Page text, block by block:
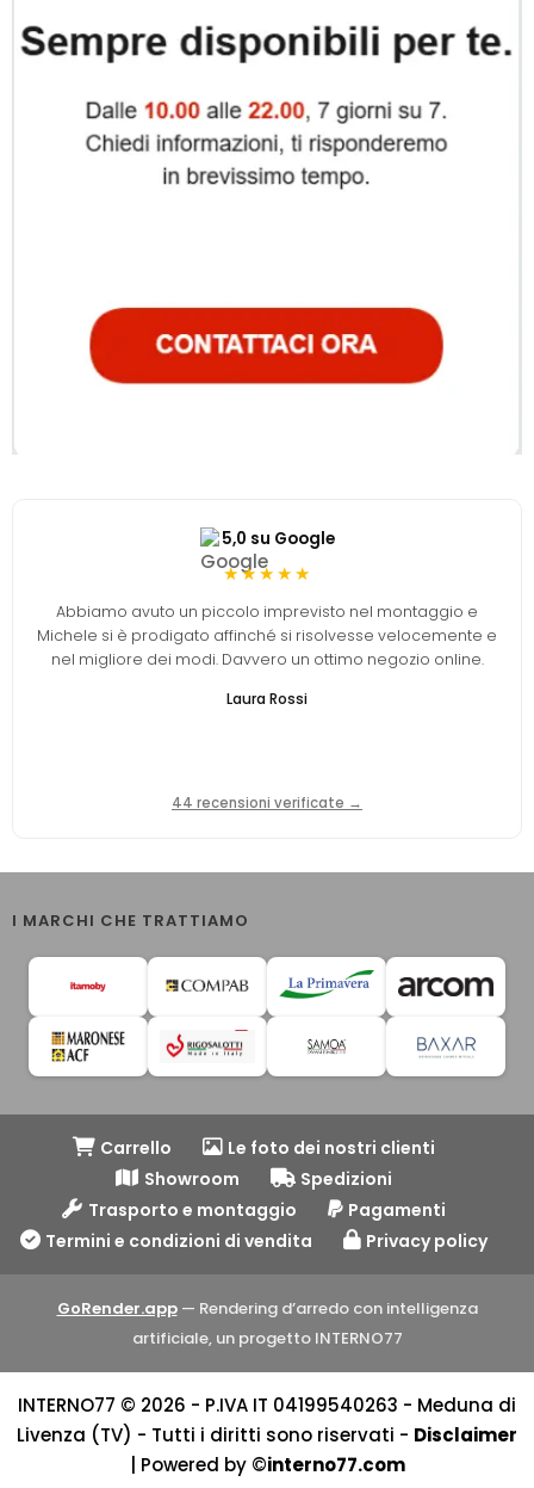
5,0 su Google
★★★★★
Abbiamo avuto un piccolo imprevisto nel montaggio e
Michele si è prodigato affinché si risolvesse velocemente e
nel migliore dei modi. Davvero un ottimo negozio online.
Laura Rossi
44 recensioni verificate →
I MARCHI CHE TRATTIAMO
Carrello
Le foto dei nostri clienti
Showroom
Spedizioni
Trasporto e montaggio
Pagamenti
Termini e condizioni di vendita
Privacy policy
GoRender.app— Rendering d’arredo con intelligenza
artificiale, un progetto INTERNO77
INTERNO77 © 2026 - P.IVA IT 04199540263 - Meduna di
Livenza (TV) - Tutti i diritti sono riservati - Disclaimer
| Powered by ©interno77.com